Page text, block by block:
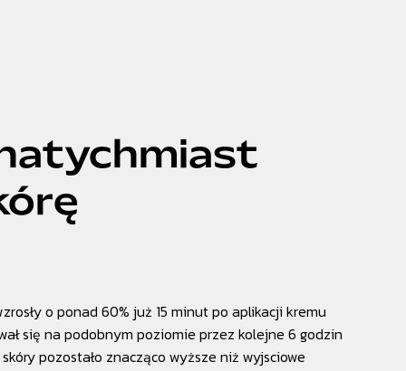
o ponad 60% już 15 minut po aplikacji kremu
się na podobnym poziomie przez kolejne 6 godzin
pozostało znacząco wyższe niż wyjsciowe